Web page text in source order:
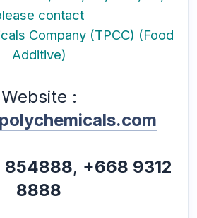
contact
Company (TPCC) (Food
Additive)
Website :
854888, +668 9312
8888